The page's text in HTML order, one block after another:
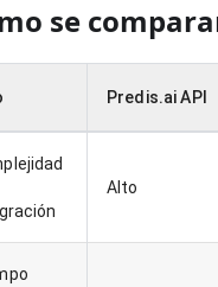
se
Predis.ai API
Alto